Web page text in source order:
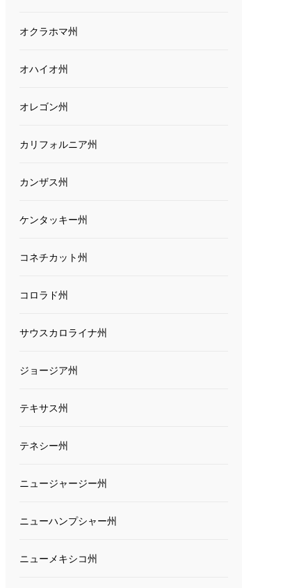
オクラホマ州
オハイオ州
オレゴン州
カリフォルニア州
カンザス州
ケンタッキー州
コネチカット州
コロラド州
サウスカロライナ州
ジョージア州
テキサス州
テネシー州
ニュージャージー州
ニューハンプシャー州
ニューメキシコ州